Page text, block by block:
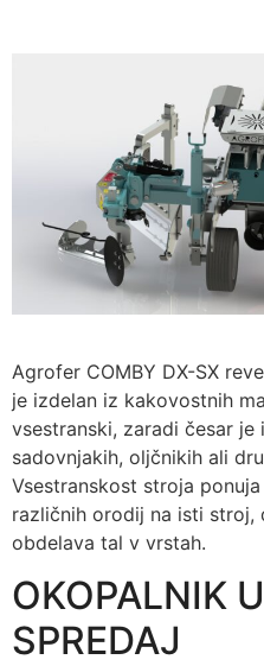
Agrofer COMBY DX-SX
je izdelan iz kakovostnih
vsestranski, zaradi česar
sadovnjakih, oljčnikih ali
Vsestranskost stroja
različnih orodij na isti stroj,
obdelava tal v vrstah.
OKOPALNIK
SPREDAJ